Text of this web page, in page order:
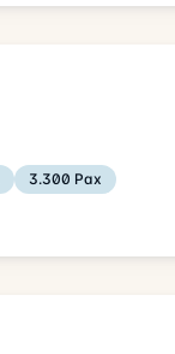
3.300 Pax